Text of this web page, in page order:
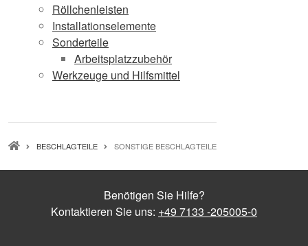
Röllchenleisten
Installationselemente
Sonderteile
Arbeitsplatzzubehör
Werkzeuge und Hilfsmittel
PFADNAVIGATION
BESCHLAGTEILE SONSTIGE BESCHLAGTEILE
Benötigen Sie Hilfe?
Kontaktieren Sie uns: +49 7133 -205005-0